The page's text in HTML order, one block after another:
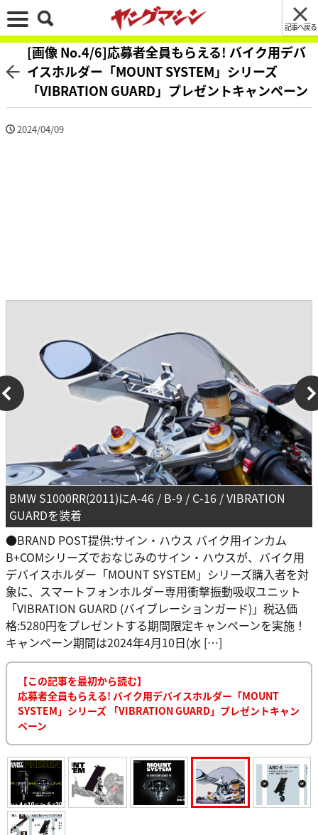
記事へ戻る
[画像 No.4/6]応募者全員もらえる! バイク用デバ
イスホルダー「MOUNT SYSTEM」シリーズ
「VIBRATION GUARD」プレゼントキャンペーン
2024/04/09
BMW S1000RR(2011)にA-46 / B-9 / C-16 / VIBRATION
GUARDを装着
●BRAND POST提供:サイン・ハウス バイク用インカム
B+COMシリーズでおなじみのサイン・ハウスが、バイク用
デバイスホルダー「MOUNT SYSTEM」シリーズ購入者を対
象に、スマートフォンホルダー専用衝撃振動吸収ユニット
「VIBRATION GUARD (バイブレーションガード)」税込価
格:5280円をプレゼントする期間限定キャンペーンを実施！
キャンペーン期間は2024年4月10日(水 […]
【この記事を最初から読む】
応募者全員もらえる! バイク用デバイスホルダー「MOUNT
SYSTEM」シリーズ 「VIBRATION GUARD」プレゼントキャン
ペーン